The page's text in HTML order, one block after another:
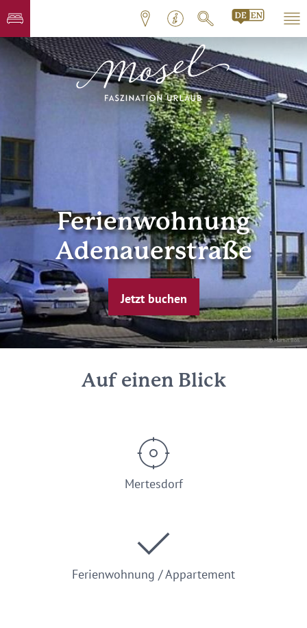
© Martin Böß
Ferienwohnung
Adenauerstraße
Jetzt buchen
Auf einen Blick
Mertesdorf
Ferienwohnung / Appartement